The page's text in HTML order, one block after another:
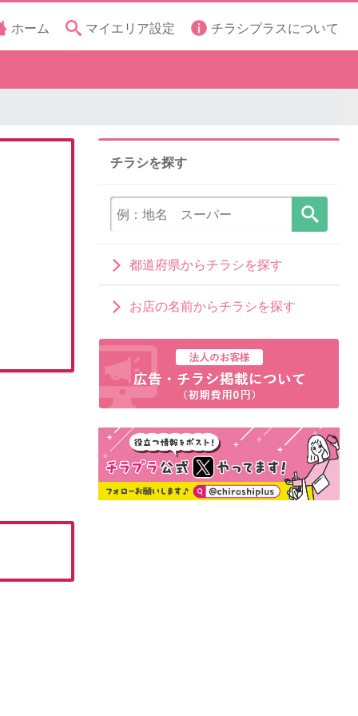
ホーム マイエリア設定 チラシプラスについて
チラシを探す
都道府県からチラシを探す
お店の名前からチラシを探す